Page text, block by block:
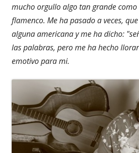
mucho orgullo algo tan grande como
flamenco. Me ha pasado a veces,
alguna americana y me ha dicho:
las palabras, pero me ha hecho
emotivo para mi.